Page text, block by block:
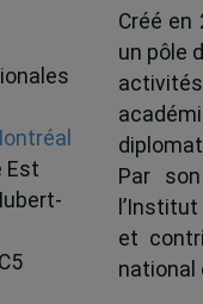
Est
Créé en
un pôle
Par
et
national